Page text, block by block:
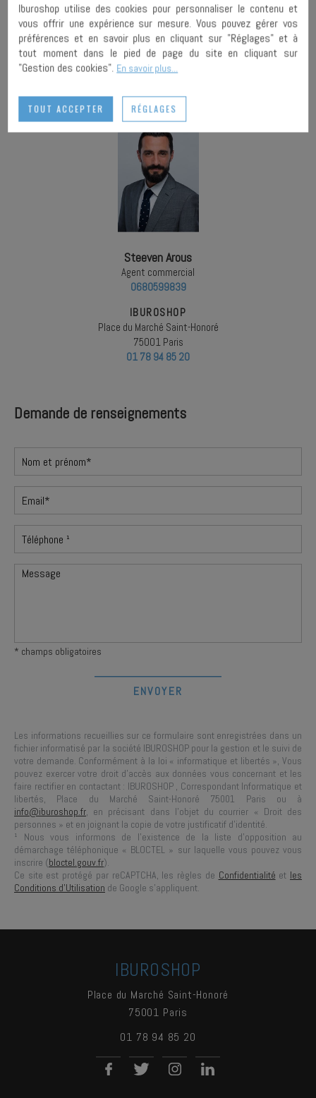
IMPRIMER
Steeven Arous
Agent commercial
0680599839
IBUROSHOP
Place du Marché Saint-Honoré
75001 Paris
01 78 94 85 20
Demande de renseignements
* champs obligatoires
Les informations recueillies sur ce formulaire sont enregistrées dans un
fichier informatisé par la société IBUROSHOP pour la gestion et le suivi de
votre demande. Conformément à la loi « informatique et libertés », Vous
pouvez exercer votre droit d'accès aux données vous concernant et les
faire rectifier en contactant : IBUROSHOP , Correspondant Informatique et
libertés, Place du Marché Saint-Honoré 75001 Paris ou à
info@iburoshop.fr, en précisant dans l’objet du courrier « Droit des
personnes » et en joignant la copie de votre justificatif d’identité.
¹ Nous vous informons de l’existence de la liste d’opposition au
démarchage téléphonique « BLOCTEL » sur laquelle vous pouvez vous
inscrire (bloctel.gouv.fr).
Ce site est protégé par reCAPTCHA, les règles de Confidentialité et les
Conditions d'Utilisation de Google s'appliquent.
IBUROSHOP
Place du Marché Saint-Honoré
75001 Paris
01 78 94 85 20
Iburoshop utilise des cookies pour personnaliser le contenu et
vous offrir une expérience sur mesure. Vous pouvez gérer vos
préférences et en savoir plus en cliquant sur "Réglages" et à
tout moment dans le pied de page du site en cliquant sur
"Gestion des cookies". En savoir plus...
TOUT ACCEPTER RÉGLAGES